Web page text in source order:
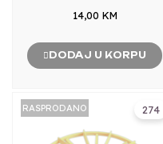
14,00 KM
DODAJ U KORPU
274
RASPRODANO